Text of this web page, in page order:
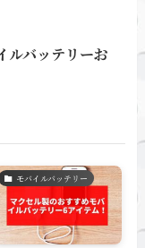
ルバッテリーお
モバイルバッテリー